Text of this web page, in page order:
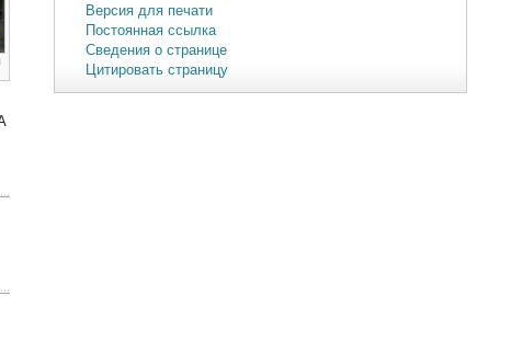
Версия для печати
Постоянная ссылка
Сведения о странице
Цитировать страницу